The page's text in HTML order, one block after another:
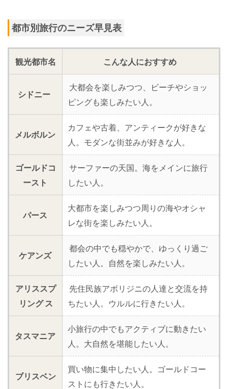
都市別旅行のニーズ早見表
観光都市名 こんな人におすすめ
シドニー
大都会を楽しみつつ、ビーチやショッ
ピングも楽しみたい人。
メルボルン
カフェや古着、アンティークが好きな
人。モダンな街並みが好きな人。
ゴールドコ
ースト
サーファーの天国。海をメインに旅行
したい人。
パース
大都市を楽しみつつ周りの海やオシャ
レな街を楽しみたい人。
ケアンズ
都会の中でも穏やかで、ゆっくり過ご
したい人。自然を楽しみたい人。
アリススプ
リング ス
先住民族アボリジニの人達と交流を持
ちたい人。ウルルに行きたい人。
タスマニア
小旅行の中でもアクティブに動きたい
人。大自然を堪能したい人。
ブリスベン
買い物に集中したい人。ゴールドコー
ストにも行きたい人。